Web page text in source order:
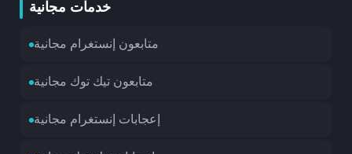
خدمات مجانية
متابعون إنستغرام مجانية
متابعون تيك توك مجانية
إعجابات إنستغرام مجانية